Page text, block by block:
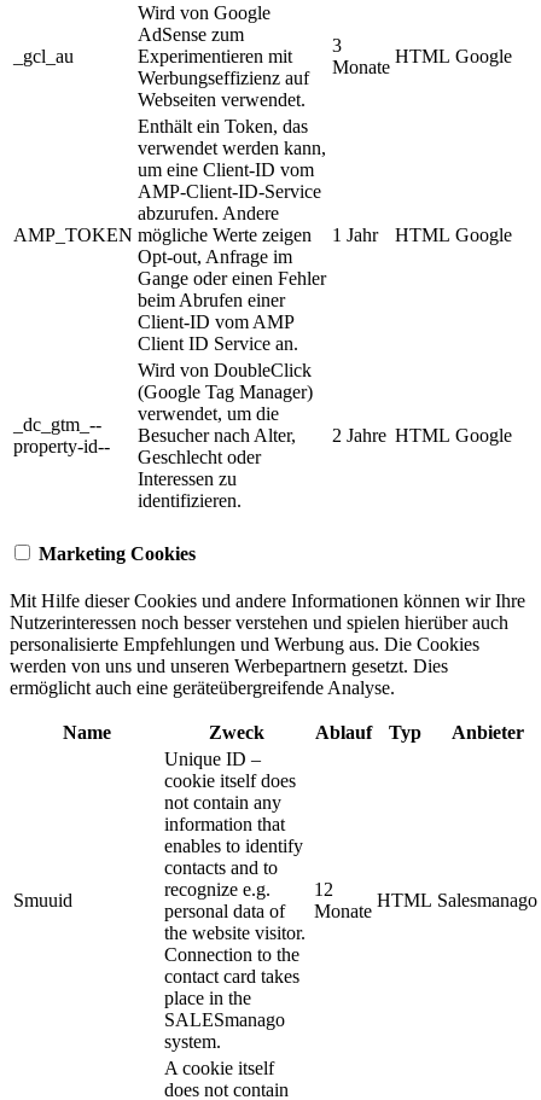
_gcl_au
Wird von Google
AdSense zum
Experimentieren mit
Werbungseffizienz auf
Webseiten verwendet.
3
Monate
HTML Google
AMP_TOKEN
Enthält ein Token, das
verwendet werden kann,
um eine Client-ID vom
AMP-Client-ID-Service
abzurufen. Andere
mögliche Werte zeigen
Opt-out, Anfrage im
Gange oder einen Fehler
beim Abrufen einer
Client-ID vom AMP
Client ID Service an.
1 Jahr HTML Google
_dc_gtm_--
property-id--
Wird von DoubleClick
(Google Tag Manager)
verwendet, um die
Besucher nach Alter,
Geschlecht oder
Interessen zu
identifizieren.
2 Jahre HTML Google
Marketing Cookies
Mit Hilfe dieser Cookies und andere Informationen können wir Ihre
Nutzerinteressen noch besser verstehen und spielen hierüber auch
personalisierte Empfehlungen und Werbung aus. ​Die Cookies
werden von uns und unseren Werbepartnern gesetzt. Dies
ermöglicht auch eine geräteübergreifende Analyse.
Name Zweck Ablauf Typ Anbieter
Smuuid
Unique ID –
cookie itself does
not contain any
information that
enables to identify
contacts and to
recognize e.g.
personal data of
the website visitor.
Connection to the
contact card takes
place in the
SALESmanago
system.
12
Monate
HTML Salesmanago
A cookie itself
does not contain